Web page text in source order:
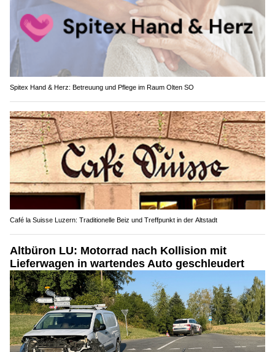
Spitex Hand & Herz: Betreuung und Pflege im Raum Olten SO
Café la Suisse Luzern: Traditionelle Beiz und Treffpunkt in der Altstadt
Altbüron LU: Motorrad nach Kollision mit
Lieferwagen in wartendes Auto geschleudert